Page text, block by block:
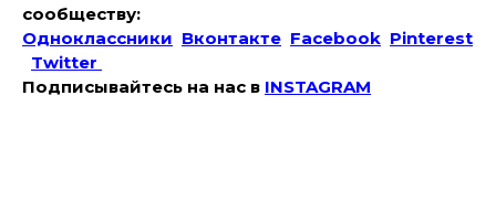
сообществу:
Одноклассники Вконтакте Facebook Pinterest
Twitter
Подписывайтесь на наc в INSTAGRAM